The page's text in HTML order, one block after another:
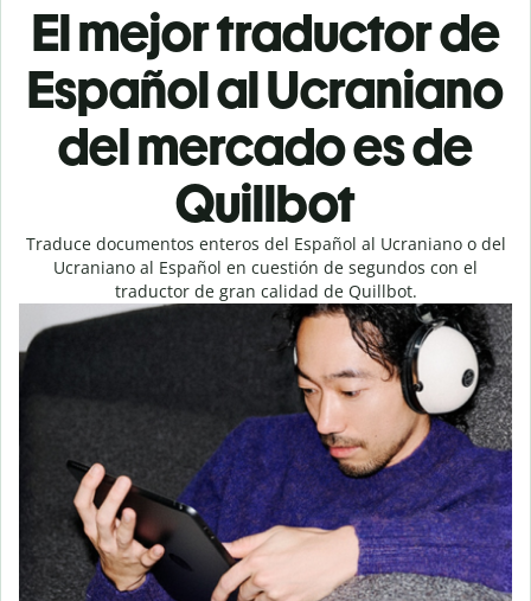
El mejor traductor de
Español al Ucraniano
del mercado es de
Quillbot
Traduce documentos enteros del Español al Ucraniano o del
Ucraniano al Español en cuestión de segundos con el
traductor de gran calidad de Quillbot.